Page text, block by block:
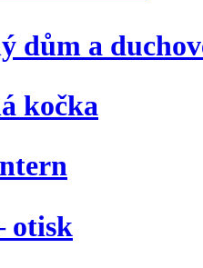
dům a
kočka
otisk